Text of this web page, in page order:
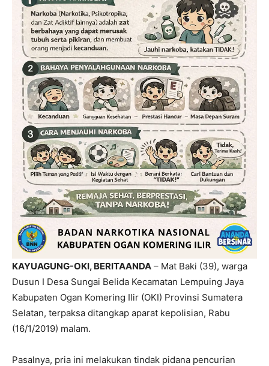
KAYUAGUNG-OKI, BERITAANDA – Mat Baki (39), warga
Dusun I Desa Sungai Belida Kecamatan Lempuing Jaya
Kabupaten Ogan Komering Ilir (OKI) Provinsi Sumatera
Selatan, terpaksa ditangkap aparat kepolisian, Rabu
(16/1/2019) malam.
Pasalnya, pria ini melakukan tindak pidana pencurian